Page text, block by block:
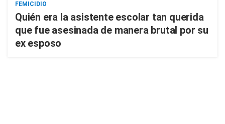
FEMICIDIO
Quién era la asistente escolar tan querida
que fue asesinada de manera brutal por su
ex esposo